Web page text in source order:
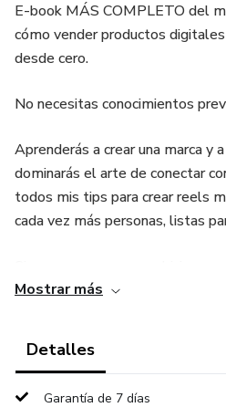
E-book MÁS COMPLETO del
cómo vender productos
desde cero.
No necesitas conocimientos
Aprenderás a crear una marca y
dominarás el arte de conectar
todos mis tips para crear reels
cada vez más personas, listas
ganas de montar tu propio
presentable ni obligarte a
Mostrar más
Detalles
Garantía de 7 días